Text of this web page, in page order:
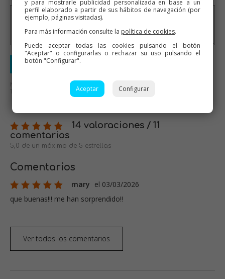
Enviar valoración
No se aceptarán mensajes ofensivos o de mal gusto.
Todos los mensajes serán revisados antes de su publicación.
14 valoraciones / 11
comentarios
5,0 de un máximo de 5 estrellas
Comentarios
mary el 03/03/2026
que buenas!!! me han sorprendido!!
Ver todos los comentarios
y para mostrarle publicidad personalizada en base a un
perfil elaborado a partir de sus hábitos de navegación (por
ejemplo, páginas visitadas).
Para más información consulte la política de cookies.
Puede aceptar todas las cookies pulsando el botón
"Aceptar" o configurarlas o rechazar su uso pulsando el
botón "Configurar".
Aceptar Configurar